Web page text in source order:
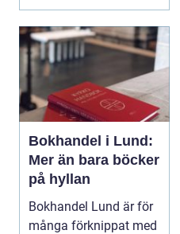
Bokhandel i Lund:
Mer än bara böcker
på hyllan
Bokhandel Lund är för
många förknippat med